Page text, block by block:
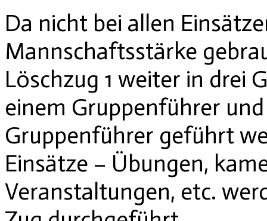
Da nicht bei allen
Mannschaftsstärke
Löschzug 1 weiter in drei
einem Gruppenführer
Gruppenführer geführt
Einsätze – Übungen,
Veranstaltungen, etc.